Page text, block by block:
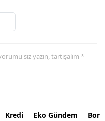
siz yazın, tartışalım *
Kredi Eko Gündem